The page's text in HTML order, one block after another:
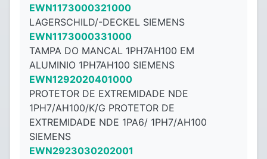
EWN1173000321000
LAGERSCHILD/-DECKEL SIEMENS
EWN1173000331000
TAMPA DO MANCAL 1PH7AH100 EM
ALUMINIO 1PH7AH100 SIEMENS
EWN1292020401000
PROTETOR DE EXTREMIDADE NDE
1PH7/AH100/K/G PROTETOR DE
EXTREMIDADE NDE 1PA6/ 1PH7/AH100
SIEMENS
EWN2923030202001